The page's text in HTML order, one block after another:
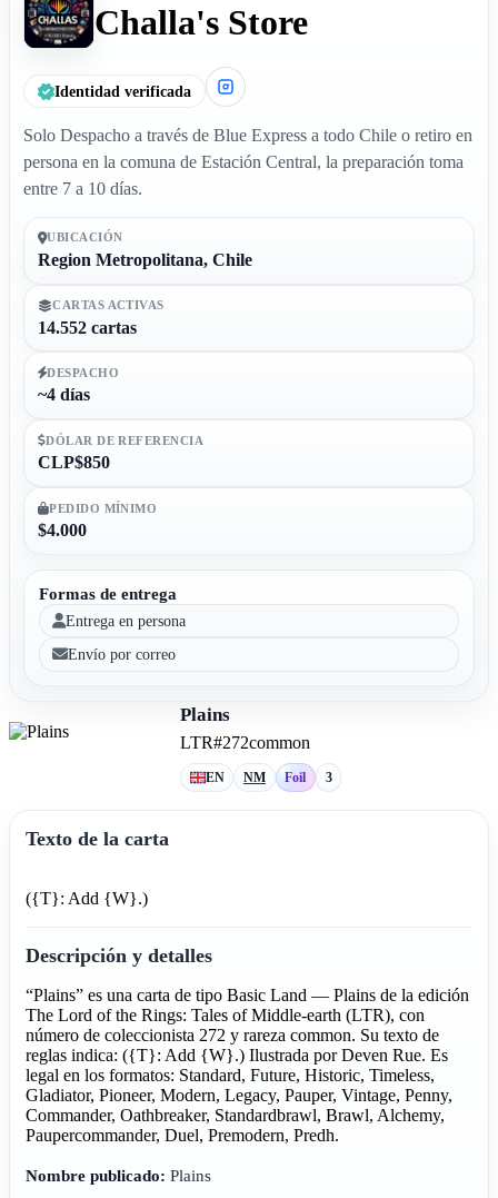
Challa's Store
Identidad verificada
Solo Despacho a través de Blue Express a todo Chile o retiro en
persona en la comuna de Estación Central, la preparación toma
entre 7 a 10 días.
UBICACIÓN
Region Metropolitana, Chile
CARTAS ACTIVAS
14.552 cartas
DESPACHO
~4 días
DÓLAR DE REFERENCIA
CLP$850
PEDIDO MÍNIMO
$4.000
Formas de entrega
Entrega en persona
Envío por correo
Plains
LTR#272common
EN NM Foil 3
Texto de la carta
({T}: Add {W}.)
Descripción y detalles
“Plains” es una carta de tipo Basic Land — Plains de la edición
The Lord of the Rings: Tales of Middle-earth (LTR), con
número de coleccionista 272 y rareza common. Su texto de
reglas indica: ({T}: Add {W}.) Ilustrada por Deven Rue. Es
legal en los formatos: Standard, Future, Historic, Timeless,
Gladiator, Pioneer, Modern, Legacy, Pauper, Vintage, Penny,
Commander, Oathbreaker, Standardbrawl, Brawl, Alchemy,
Paupercommander, Duel, Premodern, Predh.
Nombre publicado: Plains